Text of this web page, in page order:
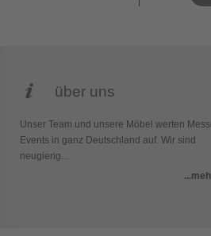
über uns
Unser Team und unsere Möbel werten
Events in ganz Deutschland auf. Wir sind
neugierig...